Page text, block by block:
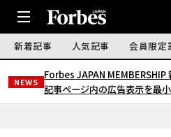
新着記事 人気記事 会員限定
NEWS
Forbes JAPAN MEMBERSHIP
記事ページ内の広告表示を最